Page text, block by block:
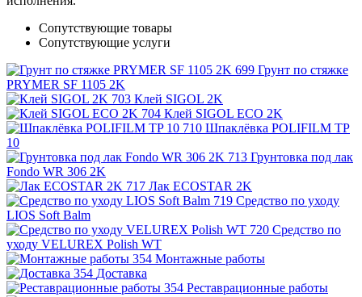
Сопутствующие товары
Сопутствующие услуги
Грунт по стяжке
PRYMER SF 1105 2K
Клей SIGOL 2K
Клей SIGOL ECO 2K
Шпаклёвка POLIFILM TP
10
Грунтовка под лак
Fondo WR 306 2K
Лак ECOSTAR 2K
Средство по уходу
LIOS Soft Balm
Средство по
уходу VELUREX Polish WT
Монтажные работы
Доставка
Реставрационные работы